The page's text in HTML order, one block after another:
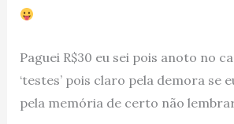
Paguei R$30 eu sei pois anoto no
‘testes’ pois claro pela demora se
pela memória de certo não